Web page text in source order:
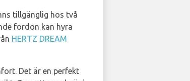
tillgänglig hos två
fordon kan hyra
HERTZ DREAM
Det är en perfekt